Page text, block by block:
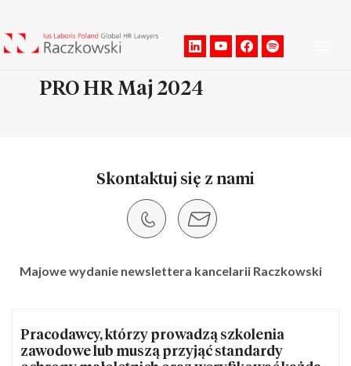
PRO HR Maj 2024
Skontaktuj się z nami
Majowe wydanie newslettera kancelarii Raczkowski
Pracodawcy, którzy prowadzą szkolenia
zawodowe lub muszą przyjąć standardy